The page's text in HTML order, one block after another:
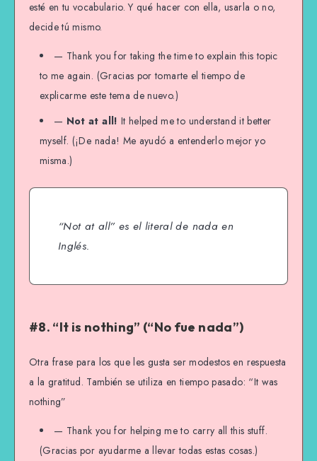
esté en tu vocabulario. Y qué hacer con ella, usarla o no,
decide tú mismo.
— Thank you for taking the time to explain this topic
to me again. (Gracias por tomarte el tiempo de
explicarme este tema de nuevo.)
— Not at all! It helped me to understand it better
myself. (¡De nada! Me ayudó a entenderlo mejor yo
misma.)
“Not at all” es el literalde nadaen
Inglés.
#8. “It is nothing” (“No fue nada”)
Otra frase para los que les gusta ser modestos en respuesta
a la gratitud. También se utiliza en tiempo pasado: “It was
nothing”
— Thank you for helping me to carry all this stuff.
(Gracias por ayudarme a llevar todas estas cosas.)